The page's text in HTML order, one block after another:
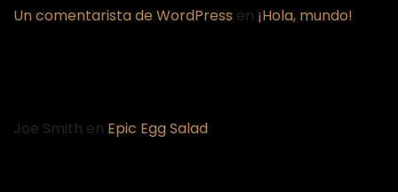
Un comentarista de WordPress en ¡Hola, mundo!
Joe Smith en Epic Egg Salad